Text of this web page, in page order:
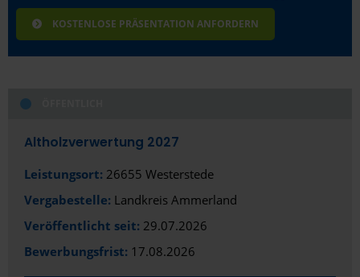
KOSTENLOSE PRÄSENTATION ANFORDERN
Altholzverwertung 2027
Leistungsort: 26655 Westerstede
Vergabestelle: Landkreis Ammerland
Veröffentlicht seit: 29.07.2026
Bewerbungsfrist: 17.08.2026